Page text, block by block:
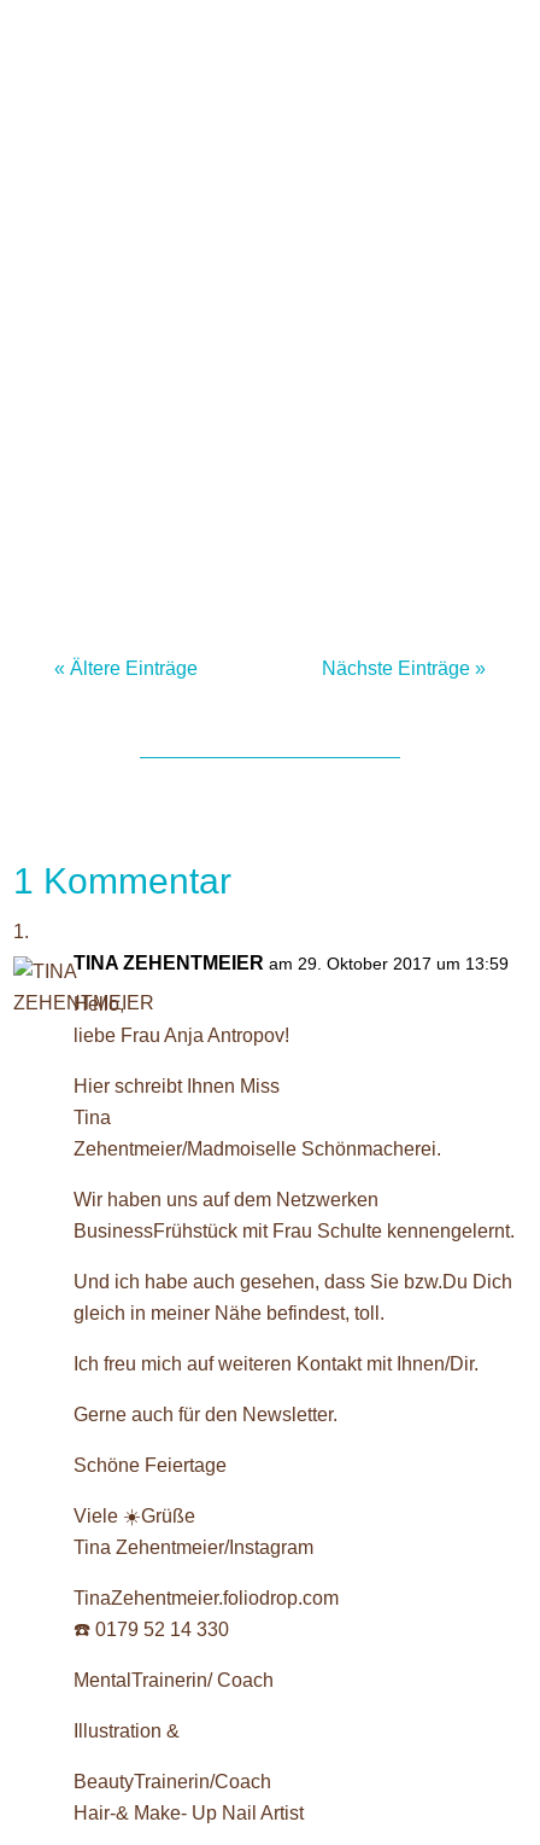
« Ältere Einträge Nächste Einträge »
1 Kommentar
TINA ZEHENTMEIER am 29. Oktober 2017 um 13:59
Hello,
liebe Frau Anja Antropov!
Hier schreibt Ihnen Miss
Tina
Zehentmeier/Madmoiselle Schönmacherei.
Wir haben uns auf dem Netzwerken
BusinessFrühstück mit Frau Schulte kennengelernt.
Und ich habe auch gesehen, dass Sie bzw.Du Dich
gleich in meiner Nähe befindest, toll.
Ich freu mich auf weiteren Kontakt mit Ihnen/Dir.
Gerne auch für den Newsletter.
Schöne Feiertage
Viele ☀️Grüße
Tina Zehentmeier/Instagram
TinaZehentmeier.foliodrop.com
☎️ 0179 52 14 330
MentalTrainerin/ Coach
Illustration &
BeautyTrainerin/Coach
Hair-& Make- Up Nail Artist